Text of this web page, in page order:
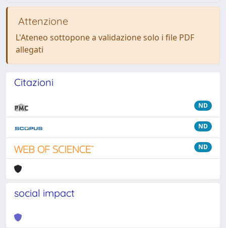
Attenzione
L'Ateneo sottopone a validazione solo i file PDF
allegati
Citazioni
ND
ND
ND
social impact